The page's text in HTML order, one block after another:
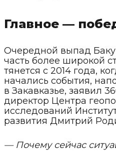
Главное —
Очередной выпад
часть более широкой
тянется с 2014 года,
начались события,
в Закавказье, заявил
директор Центра
исследований
развития Дмитрий
— Почему сейчас